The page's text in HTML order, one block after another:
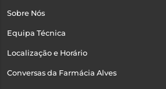
Sobre Nós
Equipa Técnica
Localização e Horário
Conversas da Farmácia Alves